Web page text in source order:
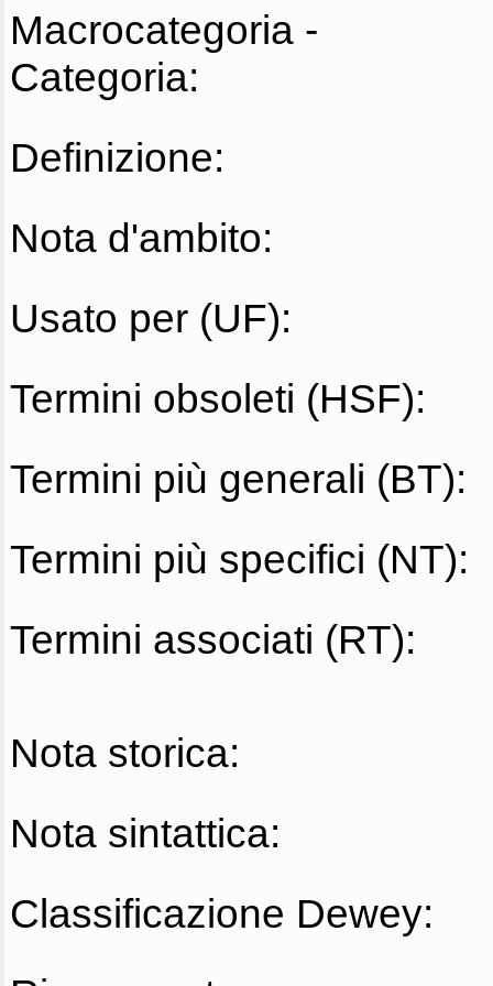
Macrocategoria -
Categoria:
Definizione:
Nota d'ambito:
Usato per (UF):
Termini obsoleti (HSF):
Termini più generali (BT):
Termini più specifici (NT):
Termini associati (RT):
Nota storica:
Nota sintattica:
Classificazione Dewey: